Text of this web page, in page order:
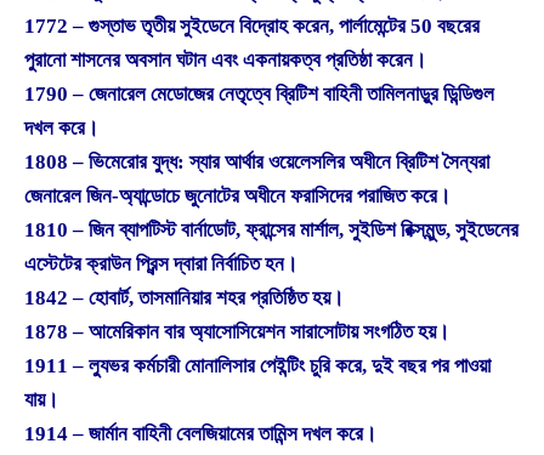
1772 – গুস্তাভ তৃতীয় সুইডেনে বিদ্রোহ করেন, পার্লামেন্টের 50 বছরের
পুরানো শাসনের অবসান ঘটান এবং একনায়কত্ব প্রতিষ্ঠা করেন।
1790 – জেনারেল মেডোজের নেতৃত্বে ব্রিটিশ বাহিনী তামিলনাড়ুর ডিন্ডিগুল
দখল করে।
1808 – ভিমেরোর যুদ্ধ: স্যার আর্থার ওয়েলেসলির অধীনে ব্রিটিশ সৈন্যরা
জেনারেল জিন-অ্যান্ডোচে জুনোটের অধীনে ফরাসিদের পরাজিত করে।
1810 – জিন ব্যাপটিস্ট বার্নাডোট, ফ্রান্সের মার্শাল, সুইডিশ রিক্সমুন্ড, সুইডেনের
এস্টেটের ক্রাউন প্রিন্স দ্বারা নির্বাচিত হন।
1842 – হোবার্ট, তাসমানিয়ার শহর প্রতিষ্ঠিত হয়।
1878 – আমেরিকান বার অ্যাসোসিয়েশন সারাসোটায় সংগঠিত হয়।
1911 – ল্যুভর কর্মচারী মোনালিসার পেইন্টিং চুরি করে, দুই বছর পর পাওয়া
যায়।
1914 – জার্মান বাহিনী বেলজিয়ামের তামিন্স দখল করে।